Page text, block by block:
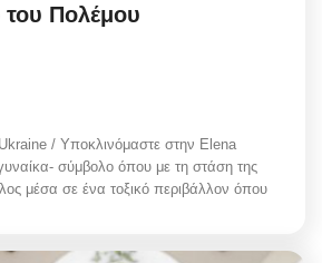
του Πολέμου
/ Υποκλινόμαστε στην Elena
σύμβολο όπου με τη στάση της
μέσα σε ένα τοξικό περιβάλλον όπου